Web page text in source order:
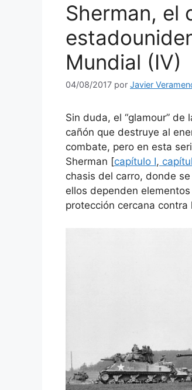
Sherman, el
Mundial (IV)
04/08/2017 por Javier
Sin duda, el “glamour”
cañón que destruye al
combate, pero en esta
Sherman [capítulo I,
chasis del carro, donde
ellos dependen
protección cercana contra